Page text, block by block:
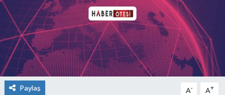
Paylaş A- A+
Haber Arşivi